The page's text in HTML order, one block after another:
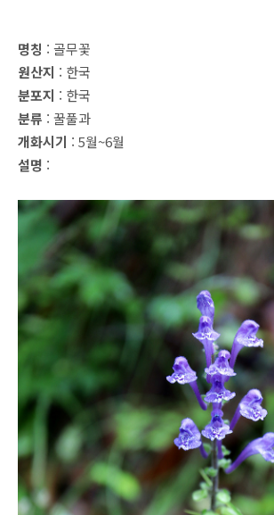
명칭 : 골무꽃
원산지 : 한국
분포지 : 한국
분류 : 꿀풀과
개화시기 : 5월~6월
설명 :